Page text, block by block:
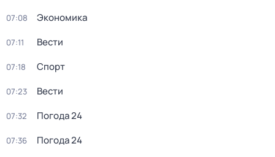
07:08 Экономика
07:11 Вести
07:18 Спорт
07:23 Вести
07:32 Погода 24
07:36 Погода 24